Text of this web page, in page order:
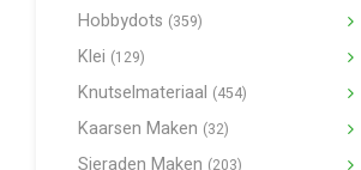
Hobbydots (359)
Klei (129)
Knutselmateriaal (454)
Kaarsen Maken (32)
Sieraden Maken (203)